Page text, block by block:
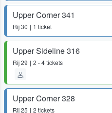
Upper Corner 341
Rij30 1 ticket
Upper Sideline 316
Rij29 2 - 4 tickets
Upper Corner 328
Rij25 2 tickets